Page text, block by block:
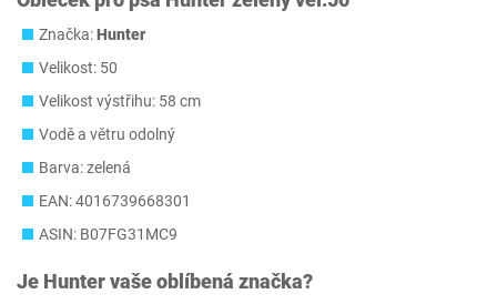
Značka:Hunter
Velikost: 50
Velikost výstřihu: 58 cm
Vodě a větru odolný
Barva: zelená
EAN: 4016739668301
ASIN: B07FG31MC9
Je Huntervaše oblíbená značka?